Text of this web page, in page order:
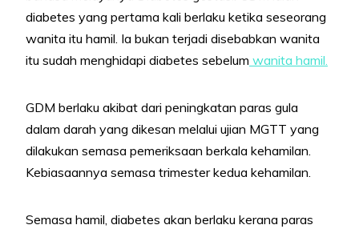
diabetes yang pertama kali berlaku ketika seseorang
wanita itu hamil. Ia bukan terjadi disebabkan wanita
itu sudah menghidapi diabetes sebelum wanita hamil.
GDM berlaku akibat dari peningkatan paras gula
dalam darah yang dikesan melalui ujian MGTT yang
dilakukan semasa pemeriksaan berkala kehamilan.
Kebiasaannya semasa trimester kedua kehamilan.
Semasa hamil, diabetes akan berlaku kerana paras